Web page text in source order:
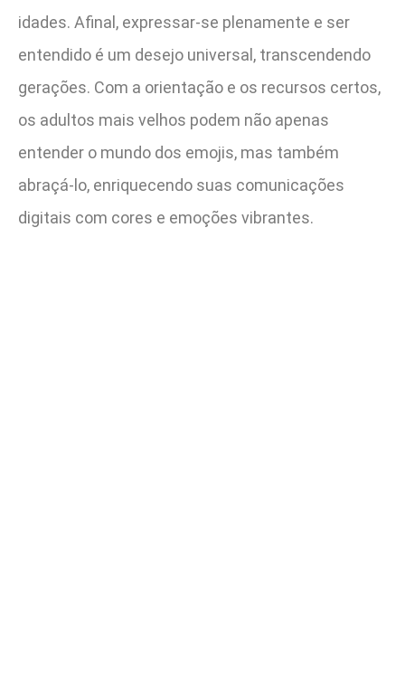
idades. Afinal, expressar-se plenamente e ser
entendido é um desejo universal, transcendendo
gerações. Com a orientação e os recursos certos,
os adultos mais velhos podem não apenas
entender o mundo dos emojis, mas também
abraçá-lo, enriquecendo suas comunicações
digitais com cores e emoções vibrantes.